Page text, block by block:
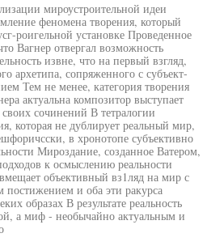
мироустроительной идеи
феномена творения, который
роигельной установке Проведенное
Вагнер отвергал возможность
извне, что на первый взгляд,
архетипа, сопряженного с субъект-
Тем не менее, категория творения
актуальна композитор выступает
сочинений В тетралогии
которая не дублирует реальный мир,
в хронотопе субъективно
Мироздание, созданное Ватером,
к осмыслению реальности
объективный вз1ляд на мир с
постижением и оба эти ракурса
образах В результате реальность
а миф - необычайно актуальным и